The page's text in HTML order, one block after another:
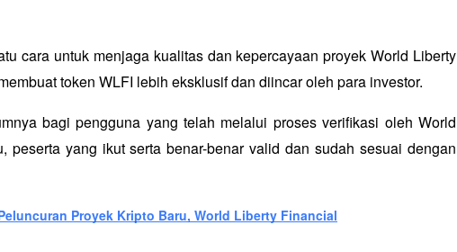
cara untuk menjaga kualitas dan kepercayaan proyek World Liberty
token WLFI lebih eksklusif dan diincar oleh para investor.
bagi pengguna yang telah melalui proses verifikasi oleh World
peserta yang ikut serta benar-benar valid dan sudah sesuai dengan
Proyek Kripto Baru, World Liberty Financial